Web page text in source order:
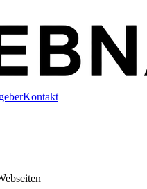
Kontakt